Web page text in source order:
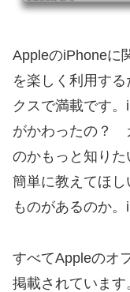
AppleのiPhoneに
を楽しく利用す
クスで満載です
がかわったの？
のかもっと知り
簡単に教えてほ
ものがあるのか
すべてAppleのオ
掲載されています